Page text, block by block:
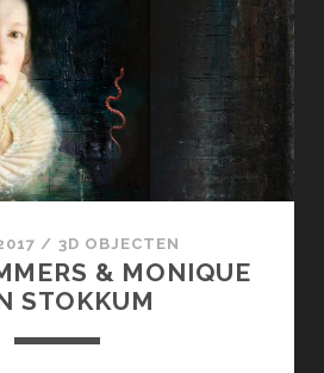
/ 3D OBJECTEN
& MONIQUE
STOKKUM